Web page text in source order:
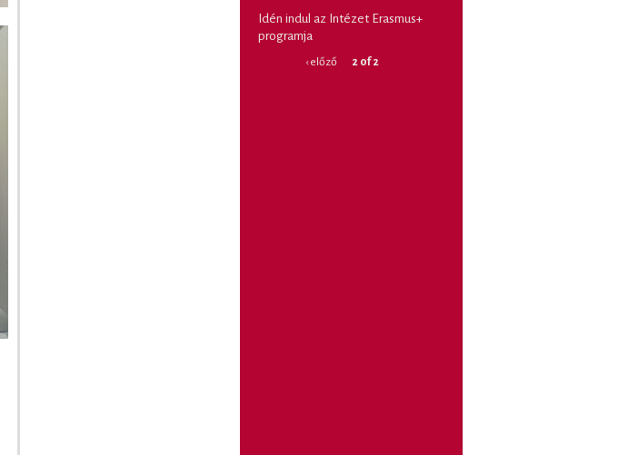
Idén indul az Intézet Erasmus+
programja
‹ előző 2 of 2